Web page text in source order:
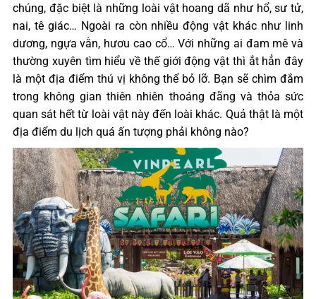
chúng, đặc biệt là những loài vật hoang dã như hổ, sư tử,
nai, tê giác… Ngoài ra còn nhiều động vật khác như linh
dương, ngựa vằn, hươu cao cổ… Với những ai đam mê và
thường xuyên tìm hiểu về thế giới động vật thì ắt hẳn đây
là một địa điểm thú vị không thể bỏ lỡ. Bạn sẽ chìm đắm
trong không gian thiên nhiên thoáng đãng và thỏa sức
quan sát hết từ loài vật này đến loài khác. Quả thật là một
địa điểm du lịch quá ấn tượng phải không nào?